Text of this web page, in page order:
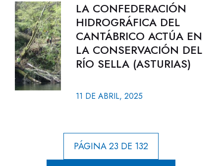
LA CONFEDERACIÓN
HIDROGRÁFICA DEL
CANTÁBRICO ACTÚA EN
LA CONSERVACIÓN DEL
RÍO SELLA (ASTURIAS)
11 DE ABRIL, 2025
PÁGINA 23 DE 132